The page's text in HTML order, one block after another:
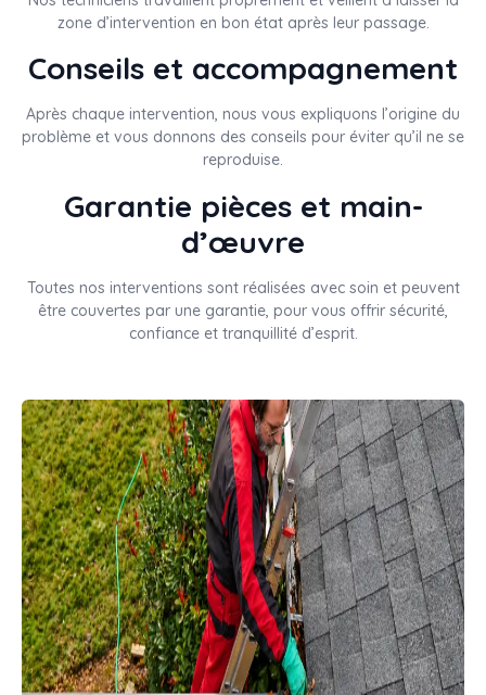
zone d’intervention en bon état après leur passage.
Conseils et accompagnement
Après chaque intervention, nous vous expliquons l’origine du
problème et vous donnons des conseils pour éviter qu’il ne se
reproduise.
Garantie pièces et main-
d’œuvre
Toutes nos interventions sont réalisées avec soin et peuvent
être couvertes par une garantie, pour vous offrir sécurité,
confiance et tranquillité d’esprit.